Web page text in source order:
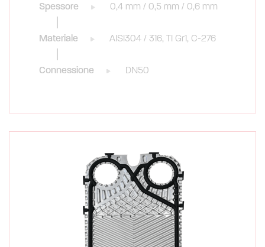
Spessore 0,4 mm / 0,5 mm / 0,6 mm
Materiale AISI304 / 316, TI Gr1, C-276
Connessione DN50